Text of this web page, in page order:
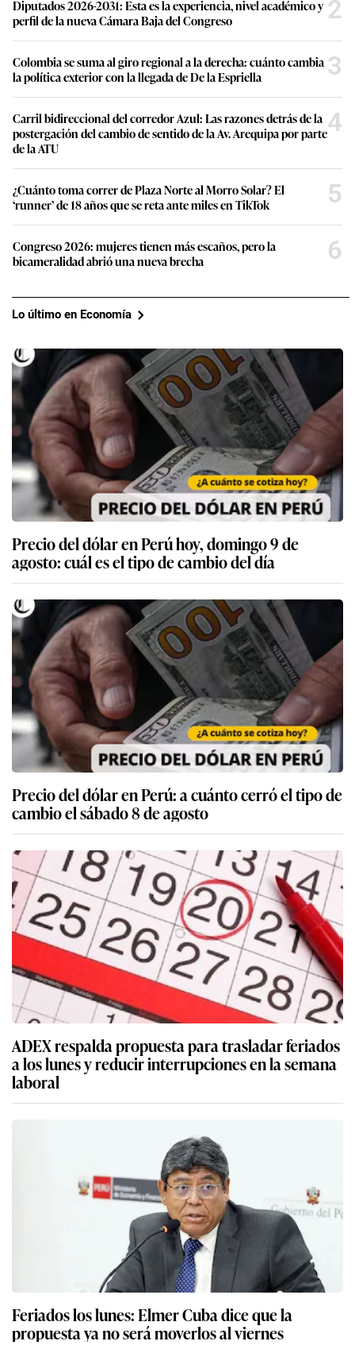
Diputados 2026-2031: Esta es la experiencia, nivel académico y
perfil de la nueva Cámara Baja del Congreso
2
Colombia se suma al giro regional a la derecha: cuánto cambia
la política exterior con la llegada de De la Espriella
3
Carril bidireccional del corredor Azul: Las razones detrás de la
postergación del cambio de sentido de la Av. Arequipa por parte
de la ATU
4
¿Cuánto toma correr de Plaza Norte al Morro Solar? El
‘runner’ de 18 años que se reta ante miles en TikTok
5
Congreso 2026: mujeres tienen más escaños, pero la
bicameralidad abrió una nueva brecha
6
Lo último en Economía
Precio del dólar en Perú hoy, domingo 9 de
agosto: cuál es el tipo de cambio del día
Precio del dólar en Perú: a cuánto cerró el tipo de
cambio el sábado 8 de agosto
ADEX respalda propuesta para trasladar feriados
a los lunes y reducir interrupciones en la semana
laboral
Feriados los lunes: Elmer Cuba dice que la
propuesta ya no será moverlos al viernes